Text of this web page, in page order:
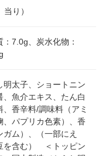
り）
7.0g、炭水化物：
明太子、ショートニン
魚介エキス、たん白
香辛料/調味料（アミ
、パプリカ色素）、香
ム）、（一部にえ
を含む） ＜トッピン